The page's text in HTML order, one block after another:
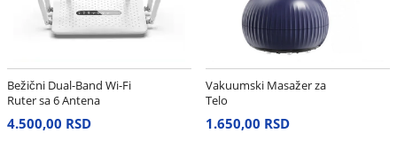
Bežični Dual-Band Wi-Fi
Ruter sa 6 Antena
4.500,00 RSD
Vakuumski Masažer za
Telo
1.650,00 RSD